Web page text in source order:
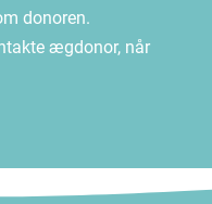
donoren.
ægdonor, når